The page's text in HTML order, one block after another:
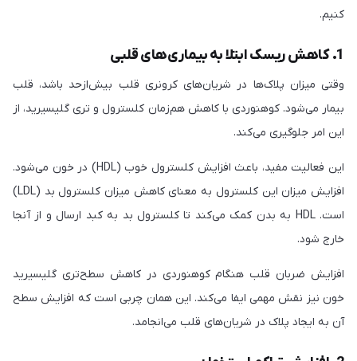
کنیم.
1. کاهش ریسک ابتلا به بیماری‌های قلبی
وقتی میزان پلاک‌ها در شریان‌های کرونری قلب بیش‌ازحد باشد، قلب
بیمار می‌شود. کوهنوردی با کاهش هم‌زمان کلسترول و تری گلیسیرید، از
این امر جلوگیری می‌کند.
این فعالیت مفید، باعث افزایش کلسترول خوب (HDL) در خون می‌شود.
افزایش میزان این کلسترول به معنای کاهش میزان کلسترول بد (LDL)
است. HDL به بدن کمک می‌کند تا کلسترول بد به کبد ارسال و از آنجا
خارج شود.
افزایش ضربان قلب هنگام کوهنوردی در کاهش سطح‌تری گلیسیرید
خون نیز نقش مهمی ایفا می‌کند. این همان چربی است که افزایش سطح
آن به ایجاد پلاک در شریان‌های قلب می‌انجامد.